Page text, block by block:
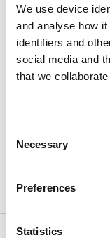
We use device
and analyse how
identifiers and
social media and
that we
Selection
Necessary
Preferences
Statistics
svensk
Relaterade
Mor till:
Maka till:
Lennart
KulturNav:http://
http://